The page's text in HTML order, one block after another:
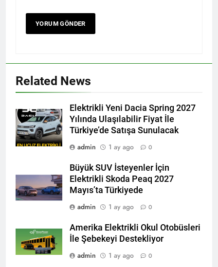
Related News
Elektrikli Yeni Dacia Spring 2027
Yılında Ulaşılabilir Fiyat İle
Türkiye’de Satışa Sunulacak
admin
1 ay ago 0
Büyük SUV İsteyenler İçin
Elektrikli Skoda Peaq 2027
Mayıs’ta Türkiyede
admin
1 ay ago 0
Amerika Elektrikli Okul Otobüsleri
İle Şebekeyi Destekliyor
admin
1 ay ago 0